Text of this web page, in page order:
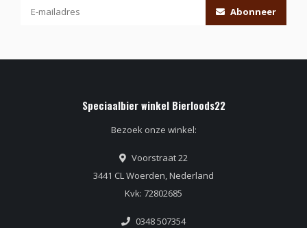
Abonneer
Speciaalbier winkel Bierloods22
Bezoek onze winkel:
Voorstraat 22
3441 CL Woerden, Nederland
Kvk: 72802685
0348 507354